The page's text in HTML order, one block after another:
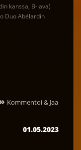
kanssa, B-lava)
Duo Abélardin
Kommentoi & Jaa
01.05.2023